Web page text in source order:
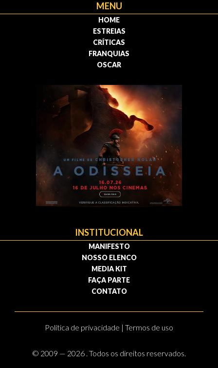
MENU
HOME
ESTREIAS
CRÍTICAS
FRANQUIAS
OSCAR
INSTITUCIONAL
MANIFESTO
NOSSO ELENCO
MEDIA KIT
FAÇA PARTE
CONTATO
Política de privacidade | Termos de uso
© 2009 — 2026 . Todos os direitos reservados.